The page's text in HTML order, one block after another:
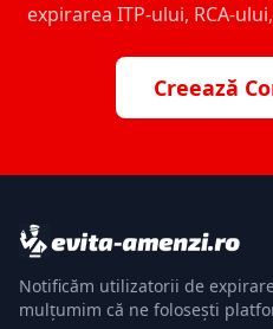
expirarea ITP-ului, RCA-
Creează
Notificăm utilizatorii de
mulțumim că ne folosești